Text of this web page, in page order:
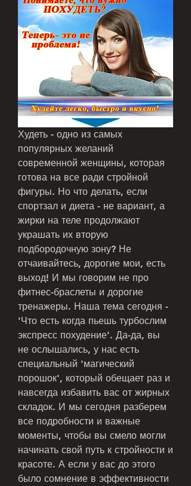
Худеть - одно из самых
популярных желаний
современной женщины, которая
готова на все ради стройной
фигуры. Но что делать, если
спортзал и диета - не вариант, а
жирки на теле продолжают
украшать их вторую
подбородочную зону? Не
отчаивайтесь, дорогие мои, есть
выход! И мы говорим не про
фитнес-браслеты и дорогие
тренажеры. Наша тема сегодня -
'Что есть когда пьешь турбослим
экспресс похудение'. Да-да, вы
не ослышались, у нас есть
специальный 'магический
порошок', который обещает раз и
навсегда избавить вас от жирных
складок. И мы сегодня разберем
все подробности и важные
моменты, чтобы вы смело могли
начинать свой путь к стройности и
красоте. А если у вас до этого
было сомнение в эффективности